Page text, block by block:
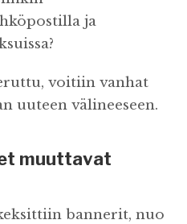
ja
voitiin vanhat
uuteen välineeseen.
muuttavat
bannerit, nuo